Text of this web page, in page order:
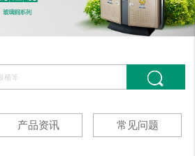
产品资讯 常见问题